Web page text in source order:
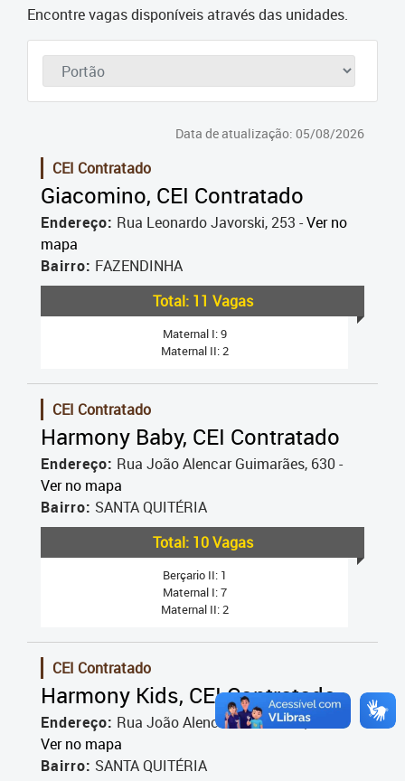
Cadastro Online
Portal Aprendere
Portal do Servidor
Encontre vagas disponíveis através das unidades.
Data de atualização: 05/08/2026
CEI Contratado
Giacomino, CEI Contratado
Endereço: Rua Leonardo Javorski, 253 -Ver no
mapa
Bairro: FAZENDINHA
Total: 11 Vagas
Maternal I: 9
Maternal II: 2
CEI Contratado
Harmony Baby, CEI Contratado
Endereço: Rua João Alencar Guimarães, 630 -
Ver no mapa
Bairro: SANTA QUITÉRIA
Total: 10 Vagas
Berçario II: 1
Maternal I: 7
Maternal II: 2
CEI Contratado
Harmony Kids, CEI Contratado
Endereço: Rua João Alencar Guimarães, 568 -
Ver no mapa
Bairro: SANTA QUITÉRIA